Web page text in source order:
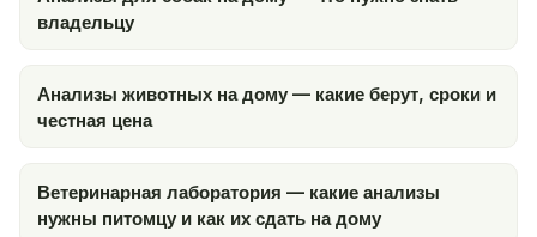
владельцу
Анализы животных на дому — какие берут, сроки и
честная цена
Ветеринарная лаборатория — какие анализы
нужны питомцу и как их сдать на дому